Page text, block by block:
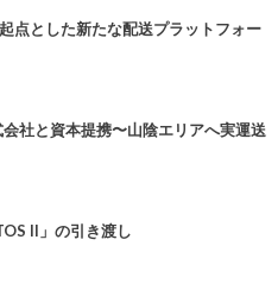
点とした新たな配送プラットフォー
社と資本提携〜山陰エリアへ実運送
II」の引き渡し